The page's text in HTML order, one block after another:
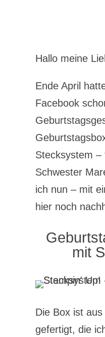
Hallo meine
Ende April
Facebook
Stecksystem –
Schwester
ich nun – mit
hier noch
mit
Die Box ist
gefertigt, die